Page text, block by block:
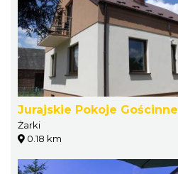
Jurajskie Pokoje Gościnne
Żarki
0.18 km